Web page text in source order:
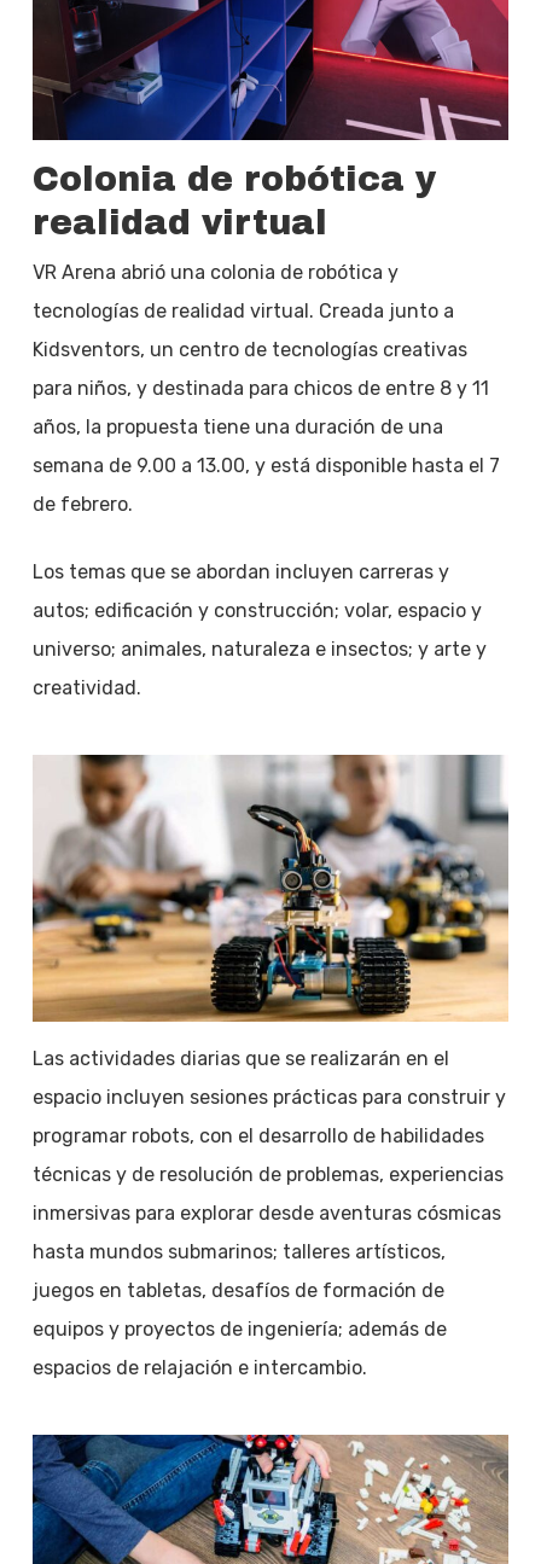
Colonia de robótica y
realidad virtual
VR Arena abrió una colonia de robótica y
tecnologías de realidad virtual. Creada junto a
Kidsventors, un centro de tecnologías creativas
para niños, y destinada para chicos de entre 8 y 11
años, la propuesta tiene una duración de una
semana de 9.00 a 13.00, y está disponible hasta el 7
de febrero.
Los temas que se abordan incluyen carreras y
autos; edificación y construcción; volar, espacio y
universo; animales, naturaleza e insectos; y arte y
creatividad.
Las actividades diarias que se realizarán en el
espacio incluyen sesiones prácticas para construir y
programar robots, con el desarrollo de habilidades
técnicas y de resolución de problemas, experiencias
inmersivas para explorar desde aventuras cósmicas
hasta mundos submarinos; talleres artísticos,
juegos en tabletas, desafíos de formación de
equipos y proyectos de ingeniería; además de
espacios de relajación e intercambio.